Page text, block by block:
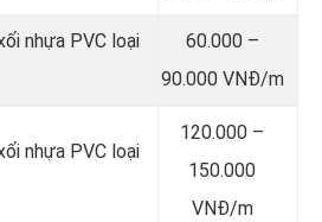
nhựa PVC loại
60.000 –
90.000 VNĐ/m
nhựa PVC loại
120.000 –
150.000
VNĐ/m